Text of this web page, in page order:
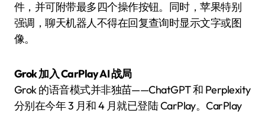
件，并可附带最多四个操作按钮。同时，苹果特别
强调，聊天机器人不得在回复查询时显示文字或图
像。
Grok 加入 CarPlay AI 战局
Grok 的语音模式并非独苗——ChatGPT 和 Perplexity
分别在今年 3 月和 4 月就已登陆 CarPlay。CarPlay